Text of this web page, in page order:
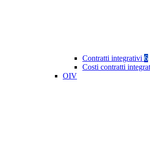
Contratti integrativi 6
Costi contratti
OIV